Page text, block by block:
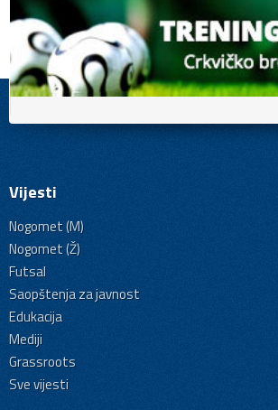
Vijesti
Nogomet (M)
Nogomet (Ž)
Futsal
Saopštenja za javnost
Edukacija
Mediji
Grassroots
Sve vijesti